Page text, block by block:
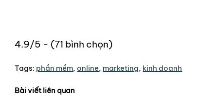
4.9/5 - (71 bình chọn)
Tags: phần mềm, online, marketing, kinh doanh
Bài viết liên quan